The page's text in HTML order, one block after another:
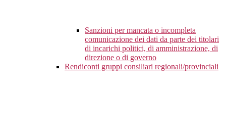
Sanzioni per mancata o incompleta
comunicazione dei dati da parte dei titolari
di incarichi politici, di amministrazione, di
direzione o di governo
Rendiconti gruppi consiliari regionali/provinciali